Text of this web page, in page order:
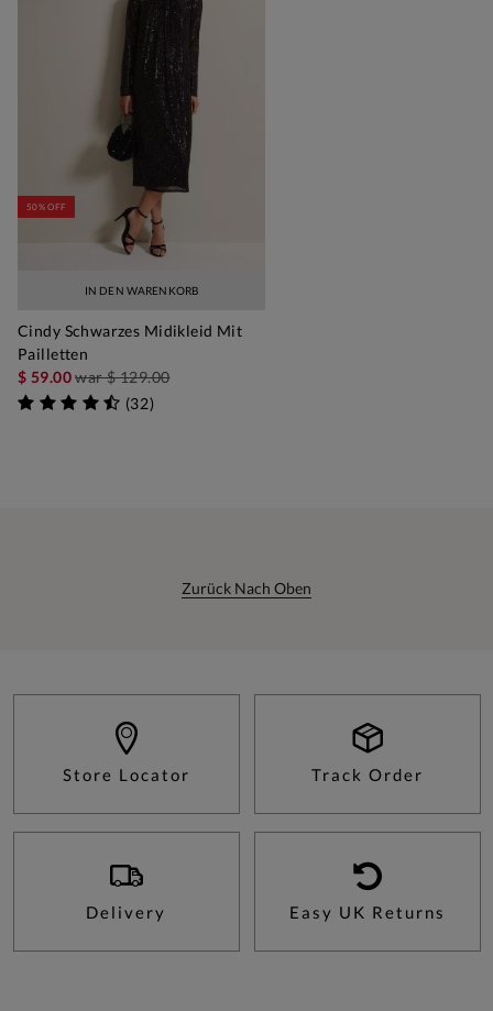
IN DEN WARENKORB
50% OFF
Cindy Schwarzes Midikleid Mit
Pailletten
$ 59.00war$ 129.00
(32)
Zurück Nach Oben
Store Locator Track Order
Delivery Easy UK Returns